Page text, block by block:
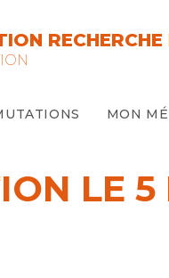
MON
LE 5